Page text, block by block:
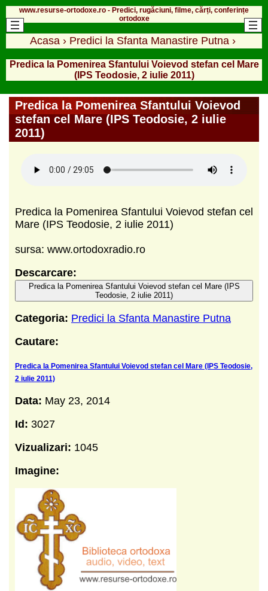
www.resurse-ortodoxe.ro - Predici, rugăciuni, filme, cărți, conferințe
ortodoxe
Acasa › Predici la Sfanta Manastire Putna ›
Predica la Pomenirea Sfantului Voievod stefan cel Mare
(IPS Teodosie, 2 iulie 2011)
Predica la Pomenirea Sfantului Voievod
stefan cel Mare (IPS Teodosie, 2 iulie
2011)
Predica la Pomenirea Sfantului Voievod stefan cel
Mare (IPS Teodosie, 2 iulie 2011)
sursa: www.ortodoxradio.ro
Descarcare:
Predica la Pomenirea Sfantului Voievod stefan cel Mare (IPS
Teodosie, 2 iulie 2011)
Categoria: Predici la Sfanta Manastire Putna
Cautare:
Predica la Pomenirea Sfantului Voievod stefan cel Mare (IPS Teodosie,
2 iulie 2011)
Data: May 23, 2014
Id: 3027
Vizualizari: 1045
Imagine: